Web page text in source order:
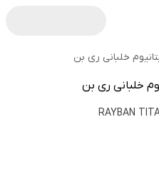
خلبانی ری بن
خلبانی ری بن
RAYBAN